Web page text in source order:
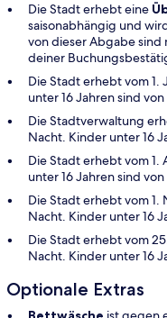
Die Stadt erhebt eine
saisonabhängig und
von dieser Abgabe
deiner
Die Stadt erhebt vom 1.
unter 16 Jahren sind
Die Stadtverwaltung
Nacht. Kinder unter 16
Die Stadt erhebt vom 1.
unter 16 Jahren sind
Die Stadt erhebt vom 1.
Nacht. Kinder unter 16
Die Stadt erhebt vom
Nacht. Kinder unter 16
Optionale Extras